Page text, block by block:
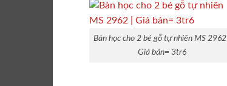
Bàn học cho 2 bé gỗ tự nhiên MS 2962 |
Giá bán= 3tr6